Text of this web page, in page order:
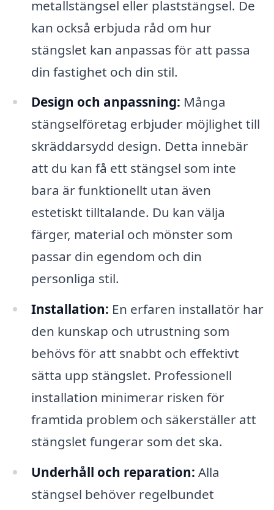
metallstängsel eller plaststängsel. De
kan också erbjuda råd om hur
stängslet kan anpassas för att passa
din fastighet och din stil.
Design och anpassning: Många
stängselföretag erbjuder möjlighet till
skräddarsydd design. Detta innebär
att du kan få ett stängsel som inte
bara är funktionellt utan även
estetiskt tilltalande. Du kan välja
färger, material och mönster som
passar din egendom och din
personliga stil.
Installation: En erfaren installatör har
den kunskap och utrustning som
behövs för att snabbt och effektivt
sätta upp stängslet. Professionell
installation minimerar risken för
framtida problem och säkerställer att
stängslet fungerar som det ska.
Underhåll och reparation: Alla
stängsel behöver regelbundet